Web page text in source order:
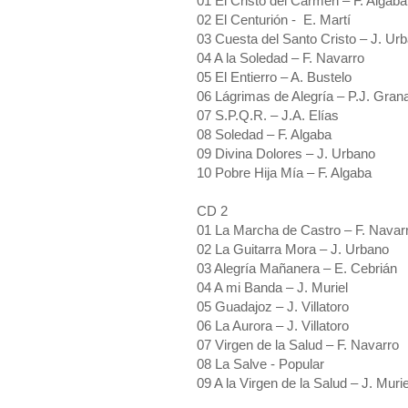
02 El Centurión - E. Martí
03 Cuesta del Santo Cristo – J.
04 A la Soledad – F. Navarro
05 El Entierro – A. Bustelo
06 Lágrimas de Alegría – P.J.
07 S.P.Q.R. – J.A. Elías
08 Soledad – F. Algaba
09 Divina Dolores – J. Urbano
10 Pobre Hija Mía – F. Algaba
CD 2
01 La Marcha de Castro – F.
02 La Guitarra Mora – J. Urbano
03 Alegría Mañanera – E. Cebrián
04 A mi Banda – J. Muriel
05 Guadajoz – J. Villatoro
06 La Aurora – J. Villatoro
07 Virgen de la Salud – F. Navarro
08 La Salve - Popular
09 A la Virgen de la Salud – J.